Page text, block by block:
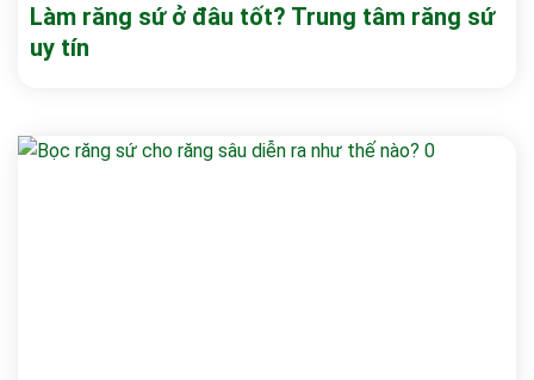
Làm răng sứ ở đâu tốt? Trung tâm răng sứ
uy tín